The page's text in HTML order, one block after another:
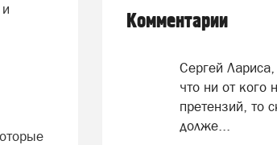
Комментарии
Сергей Лариса,
что ни от кого
претензий, то
долже...